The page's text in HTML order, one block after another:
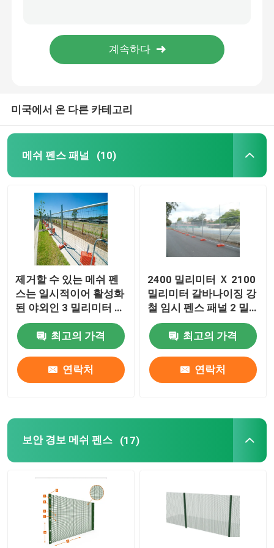
Ｖ 메쉬 보안 펜싱
철 만드는 울타리
목장 울타리
가설 울타리는 판벽널을 끼웁니다
말뚝 울타리 울타리
메탈성 펜스 게이트
금속 그물 세공 커튼
아주 튼튼하 개 개집
금속 유도 장치부
미국에서 온 다른 카테고리
메쉬 펜스 패널 (10)
제거할 수 있는 메쉬 펜
스는 일시적이어 활성화
된 야외인 3 밀리미터 공
사에 판벽널을 끼웁니다
최고의 가격
연락처
2400 밀리미터 Ｘ 2100
밀리미터 갈바나이징 강
철 임시 펜스 패널 2 밀
리미터
최고의 가격
연락처
보안 경보 메쉬 펜스 (17)